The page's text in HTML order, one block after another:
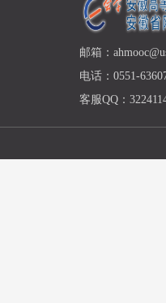
邮箱：
电话：0551-
客服QQ：